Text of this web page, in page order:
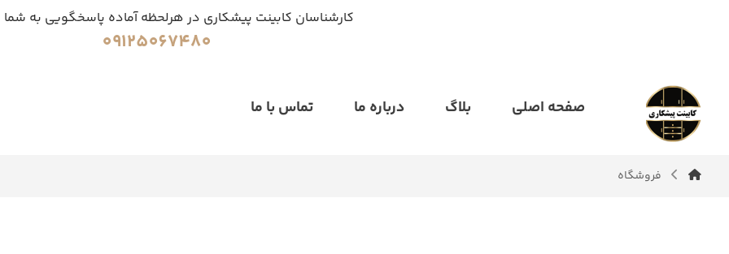
کارشناسان کابینت پیشکاری در هرلحظه آماده پاسخگویی به
09125067480
صفحه اصلی بلاگ درباره ما تماس با ما
فروشگاه